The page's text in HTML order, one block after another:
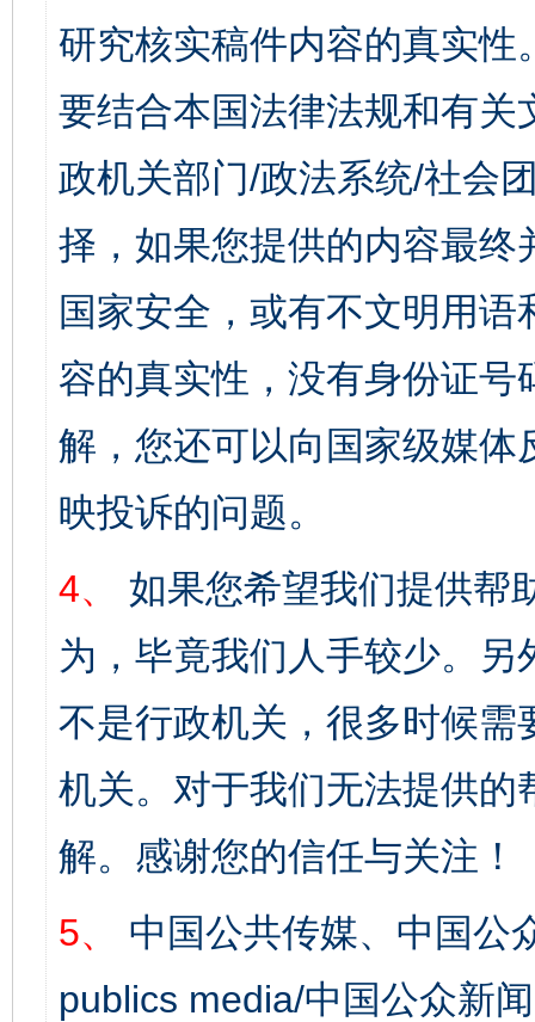
研究核实稿件内容的真实
要结合本国法律法规和有关
政机关部门/政法系统/社会
择，如果您提供的内容最
国家安全，或有不文明用
容的真实性，没有身份证
解，您还可以向国家级媒
映投诉的问题。
4、
如果您希望我们提供帮
为，毕竟我们人手较少。
不是行政机关，很多时候
机关。对于我们无法提供
解。感谢您的信任与关注！
5、
中国公共传媒、中国公
publics media/中国公众新